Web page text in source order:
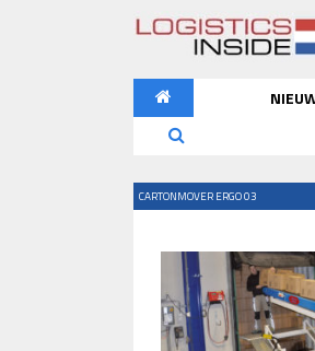
CARTONMOVER ERGO 03